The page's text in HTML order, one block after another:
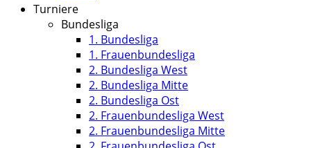
Turniere
Bundesliga
1. Bundesliga
1. Frauenbundesliga
2. Bundesliga West
2. Bundesliga Mitte
2. Bundesliga Ost
2. Frauenbundesliga West
2. Frauenbundesliga Mitte